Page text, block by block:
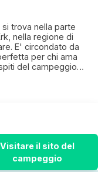
trova nella parte
nella regione di
E' circondato da
per chi ama
del campeggio
e servizi igienici con
ospiti con la
(10A) ) -
numerate) - 20
abili, bagno
Visitare il sito del
campeggio